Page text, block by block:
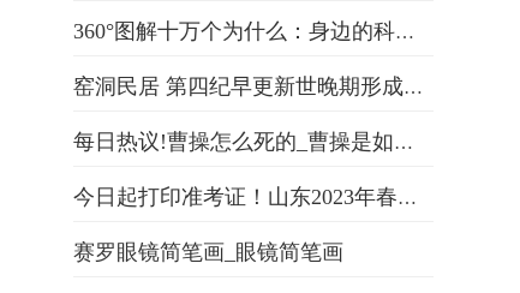
360°图解十万个为什么：身边的科学篇|焦点资讯
窑洞民居 第四纪早更新世晚期形成的风成土状堆积物-天天简讯
每日热议!曹操怎么死的_曹操是如何去世的
今日起打印准考证！山东2023年春季高考技能测试试题或考试范围可查|当前快报
赛罗眼镜简笔画_眼镜简笔画